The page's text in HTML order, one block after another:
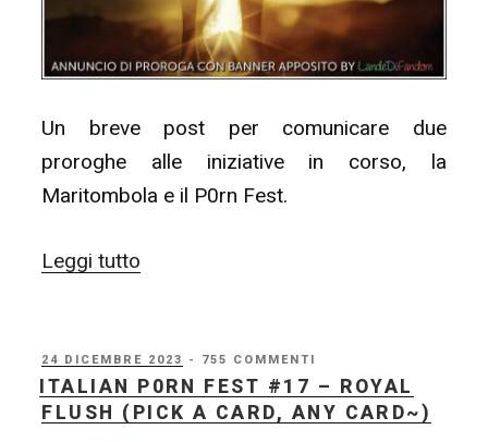
di
Nomination”
Un breve post per comunicare due
proroghe alle iniziative in corso, la
Maritombola e il P0rn Fest.
Leggi tutto
&
P0rn
Fest
PUBBLICATO
IL
24 DICEMBRE 2023 - 755 COMMENTI
ITALIAN P0RN FEST #17 – ROYAL
FLUSH (PICK A CARD, ANY CARD~)